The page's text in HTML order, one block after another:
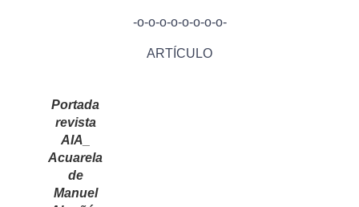
-o-o-o-o-o-o-o-o-
ARTÍCULO
Portada
revista
AIA
Acuarela
de
Manuel